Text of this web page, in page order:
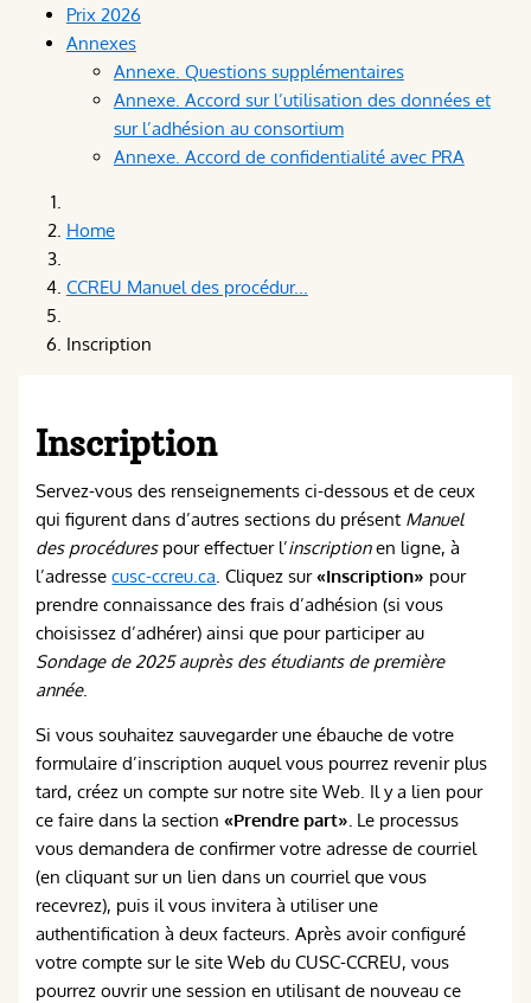
Prix 2026
Annexes
Annexe. Questions supplémentaires
Annexe. Accord sur l’utilisation des données et
sur l’adhésion au consortium
Annexe. Accord de confidentialité avec PRA
Home
CCREU Manuel des procédur...
Inscription
Inscription
Servez-vous des renseignements ci-dessous et de ceux
qui figurent dans d’autres sections du présent Manuel
des procédurespour effectuer l’inscriptionen ligne, à
l’adressecusc-ccreu.ca . Cliquez sur«Inscription» pour
prendre connaissance des frais d’adhésion (si vous
choisissez d’adhérer) ainsi que pour participer au
Sondage de 2025 auprès des étudiants de première
année.
Si vous souhaitez sauvegarder une ébauche de votre
formulaire d’inscription auquel vous pourrez revenir plus
tard, créez un compte sur notre site Web. Il y a lien pour
ce faire dans la section«Prendre part». Le processus
vous demandera de confirmer votre adresse de courriel
(en cliquant sur un lien dans un courriel que vous
recevrez), puis il vous invitera à utiliser une
authentification à deux facteurs. Après avoir configuré
votre compte sur le site Web du CUSC-CCREU, vous
pourrez ouvrir une session en utilisant de nouveau ce